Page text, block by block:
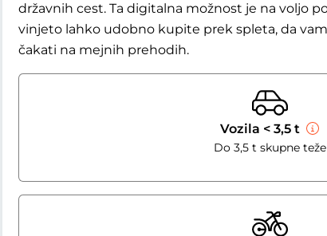
državnih cest. Ta digitalna možnost je na voljo
vinjeto lahko udobno kupite prek spleta, da
čakati na mejnih prehodih.
Vozila < 3,5 t
Do 3,5 t skupne teže